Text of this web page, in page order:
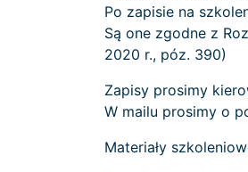
Po zapisie na
Są one zgodne z
2020 r., póz. 390)
Zapisy prosimy
W mailu prosimy o
Materiały